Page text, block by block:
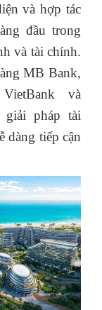
và hợp tác
đầu trong
và tài chính.
MB Bank,
và
giải pháp tài
dàng tiếp cận